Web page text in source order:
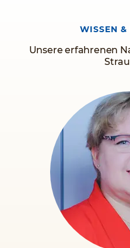
Unsere erfahrenen
WISSEN &